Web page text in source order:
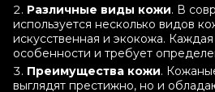
Различные виды кожи. В
используется несколько видов
искусственная и экокожа.
особенности и требует
Преимущества кожи.
выглядят престижно, но и